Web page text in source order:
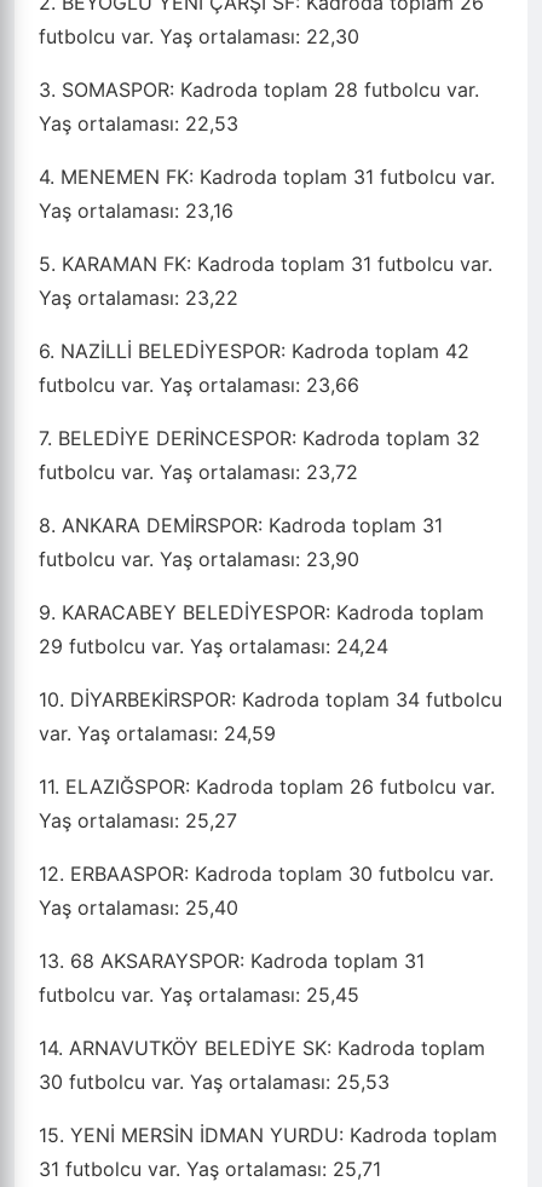
futbolcu var. Yaş ortalaması: 22,30
3. SOMASPOR: Kadroda toplam 28 futbolcu var.
Yaş ortalaması: 22,53
4. MENEMEN FK: Kadroda toplam 31 futbolcu var.
Yaş ortalaması: 23,16
5. KARAMAN FK: Kadroda toplam 31 futbolcu var.
Yaş ortalaması: 23,22
6. NAZİLLİ BELEDİYESPOR: Kadroda toplam 42
futbolcu var. Yaş ortalaması: 23,66
7. BELEDİYE DERİNCESPOR: Kadroda toplam 32
futbolcu var. Yaş ortalaması: 23,72
8. ANKARA DEMİRSPOR: Kadroda toplam 31
futbolcu var. Yaş ortalaması: 23,90
9. KARACABEY BELEDİYESPOR: Kadroda toplam
29 futbolcu var. Yaş ortalaması: 24,24
10. DİYARBEKİRSPOR: Kadroda toplam 34 futbolcu
var. Yaş ortalaması: 24,59
11. ELAZIĞSPOR: Kadroda toplam 26 futbolcu var.
Yaş ortalaması: 25,27
12. ERBAASPOR: Kadroda toplam 30 futbolcu var.
Yaş ortalaması: 25,40
13. 68 AKSARAYSPOR: Kadroda toplam 31
futbolcu var. Yaş ortalaması: 25,45
14. ARNAVUTKÖY BELEDİYE SK: Kadroda toplam
30 futbolcu var. Yaş ortalaması: 25,53
15. YENİ MERSİN İDMAN YURDU: Kadroda toplam
31 futbolcu var. Yaş ortalaması: 25,71